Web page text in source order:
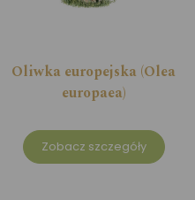
Oliwka europejska (Olea
europaea)
Zobacz szczegóły